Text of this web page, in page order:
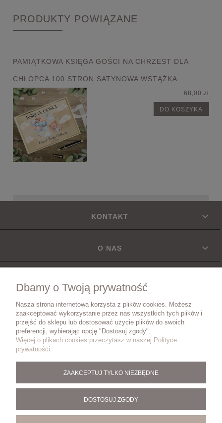
PRODUKTY POWIĄZANE
PAMIĄTKOWA KSIĘGA GOŚCI NA CHRZEST DLA
CHŁOPCA 100 STRON SATYNOWA WSTĄŻKA
68,00 zł
DO KOSZYKA
KONTAKT
O NAS
DOSTAWA
ZWROTY I REKLAMACJE
BLOG
Dbamy o Twoją prywatność
Nasza strona internetowa korzysta z plików cookies. Możesz
zaakceptować wykorzystanie przez nas wszystkich tych plików i
przejść do sklepu lub dostosować użycie plików do swoich
preferencji, wybierając opcję "Dostosuj zgody".
Więcej o plikach cookies przeczytasz w naszej Polityce
prywatności.
ZAAKCEPTUJ TYLKO NIEZBĘDNE
DOSTOSUJ ZGODY